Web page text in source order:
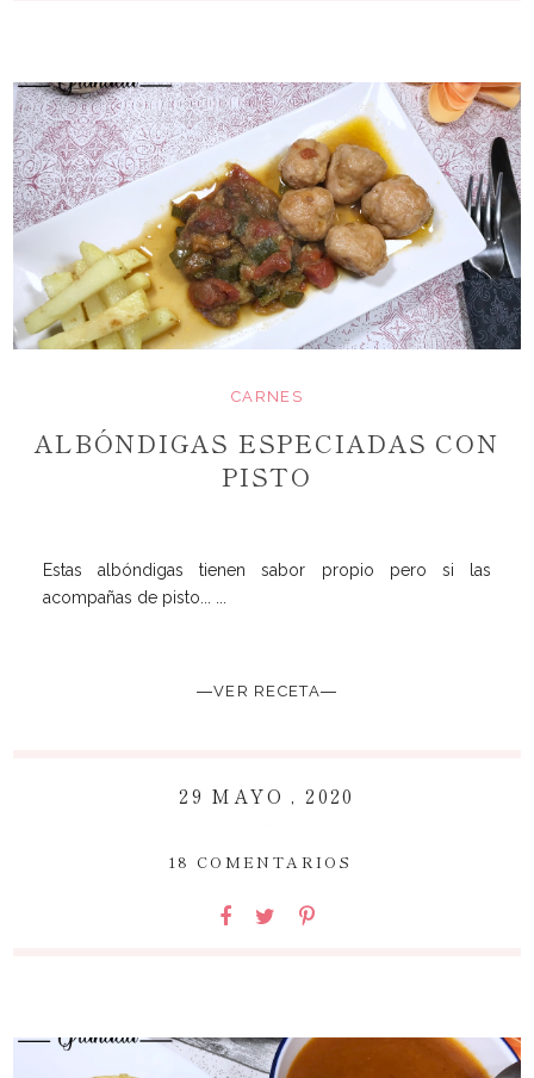
CARNES
ALBÓNDIGAS ESPECIADAS CON
PISTO
Estas albóndigas tienen sabor propio pero si las
acompañas de pisto... ...
―VER RECETA―
29 MAYO , 2020
18 COMENTARIOS